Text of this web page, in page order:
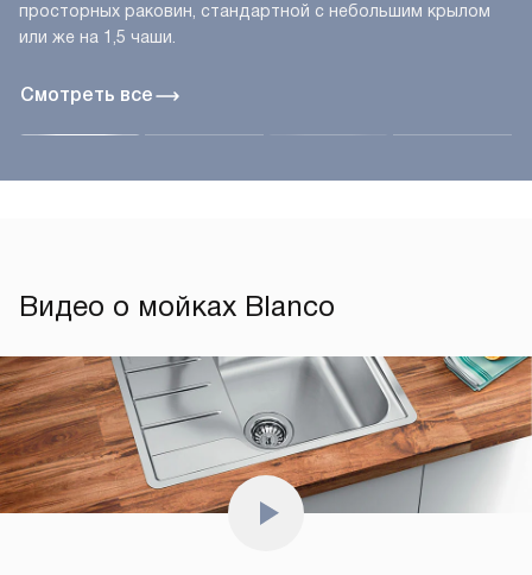
Смотреть все
просторных раковин, стандартной с небольшим крылом
или же на 1,5 чаши.
Видео о мойках Blanco